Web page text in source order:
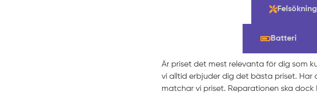
Batteri
Är priset det mest relevanta för dig som
vi alltid erbjuder dig det bästa priset.
matchar vi priset. Reparationen ska